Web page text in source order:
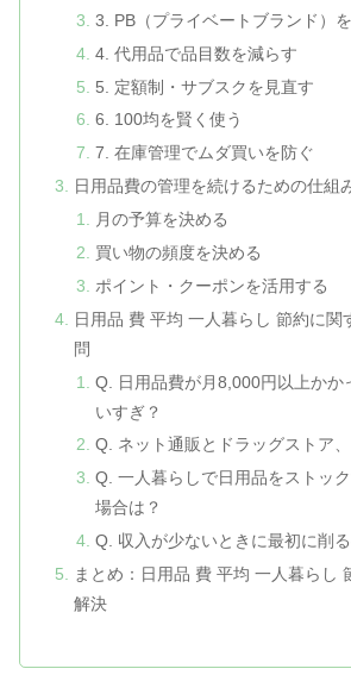
3. PB（プライベートブランド）
4. 代用品で品目数を減らす
5. 定額制・サブスクを見直す
6. 100均を賢く使う
7. 在庫管理でムダ買いを防ぐ
日用品費の管理を続けるための仕組
月の予算を決める
買い物の頻度を決める
ポイント・クーポンを活用する
日用品 費 平均 一人暮らし 節約に関
問
Q. 日用品費が月8,000円以上かか
いすぎ？
Q. ネット通販とドラッグストア
Q. 一人暮らしで日用品をストッ
場合は？
Q. 収入が少ないときに最初に削
まとめ：日用品 費 平均 一人暮らし
解決